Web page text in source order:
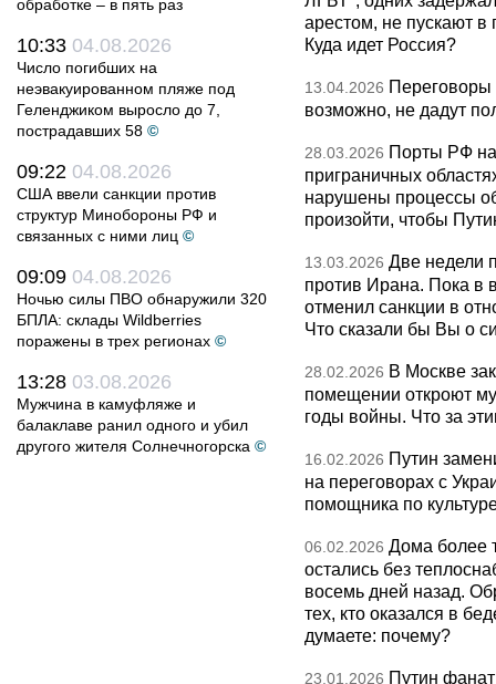
обработке – в пять раз
10:33 04.08.2026
Число погибших на
неэвакуированном пляже под
Геленджиком выросло до 7,
пострадавших 58 ©
09:22 04.08.2026
США ввели санкции против
структур Минобороны РФ и
связанных с ними лиц ©
09:09 04.08.2026
Ночью силы ПВО обнаружили 320
БПЛА: склады Wildberries
поражены в трех регионах ©
13:28 03.08.2026
Мужчина в камуфляже и
балаклаве ранил одного и убил
другого жителя Солнечногорска ©
арестом, не пускают
Куда идет Россия?
13.04.2026
возможно, не дадут
28.03.2026 Порты РФ
приграничных
нарушены процессы
произойти, чтобы
13.03.2026 Две недели
против Ирана. Пока в
отменил санкции в
Что сказали бы Вы о
28.02.2026 В Москве
помещении откроют
годы войны. Что за
16.02.2026 Путин
на переговорах с
помощника по
06.02.2026 Дома более
остались без
восемь дней назад.
тех, кто оказался в
думаете: почему?
23.01.2026 Путин